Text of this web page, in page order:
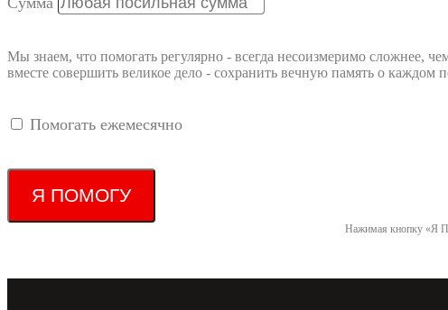
Мы знаем, что помогать регулярно - всегда несоизмеримо сложнее,
вместе совершить великое дело - сохранить вечную память о
Помогать ежемесячно
Я ПОМОГУ
Нажимая кнопку «Я